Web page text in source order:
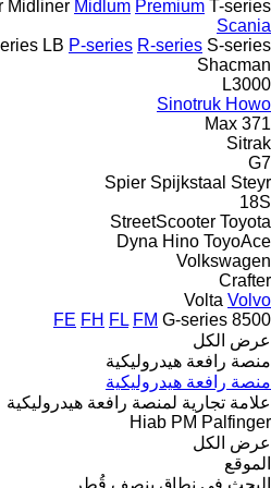
Midliner Midlum Premium T-series
Scania
LB P-series R-series S-series
Shacman
L3000
Sinotruk Howo
371
Max
Sitrak
G7
Spier Spijkstaal Steyr
18S
StreetScooter Toyota
Dyna Hino ToyoAce
Volkswagen
Crafter
Volta Volvo
8500
FE FH FL FM G-series
عرض الكل
منصة رافعة هيدروليكية
منصة رافعة هيدروليكية
علامة تجارية لمنصة رافعة هيدروليكية
Hiab PM Palfinger
عرض الكل
الموقع
البحث في نطاق بنصف قُطر